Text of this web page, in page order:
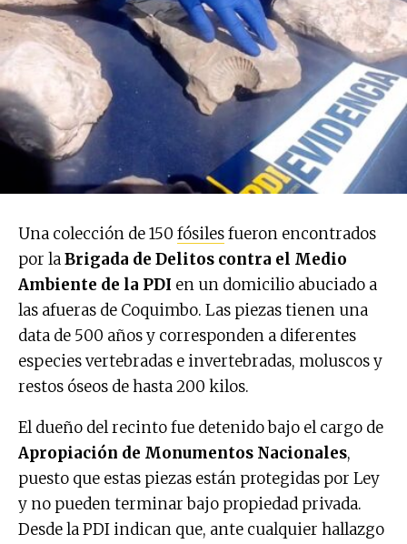
Una colección de 150 fósilesfueron encontrados
por laBrigada de Delitos contra el Medio
Ambiente de la PDI en un domicilio abuciado a
las afueras de Coquimbo. Las piezas tienen una
data de 500 años y corresponden a diferentes
especies vertebradas e invertebradas, moluscos y
restos óseos de hasta 200 kilos.
El dueño del recinto fue detenido bajo el cargo de
Apropiación de Monumentos Nacionales,
puesto que estas piezas están protegidas por Ley
y no pueden terminar bajo propiedad privada.
Desde la PDI indican que, ante cualquier hallazgo